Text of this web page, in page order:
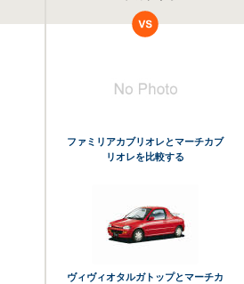
ファミリアカブリオレとマーチカブ
リオレを比較する
ヴィヴィオタルガトップとマーチカ